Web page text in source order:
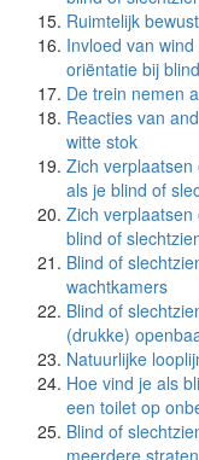
Ruimtelijk
Invloed van
oriëntatie bij
De trein nemen
Reacties van
witte stok
Zich
als je blind of
Zich
blind of
Blind of
wachtkamers
Blind of
(drukke)
Natuurlijke
Hoe vind je als
een toilet op
Blind of
meerdere